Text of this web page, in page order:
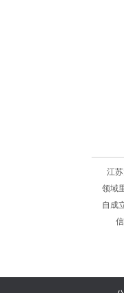
江
领域
自成